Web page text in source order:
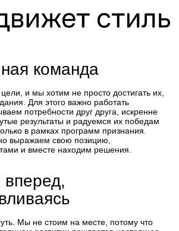
команда
и мы хотим не просто достигать их,
Для этого важно работать
потребности друг друга, искренне
результаты и радуемся их победам
в рамках программ признания.
выражаем свою позицию,
и вместе находим решения.
Мы не стоим на месте, потому что